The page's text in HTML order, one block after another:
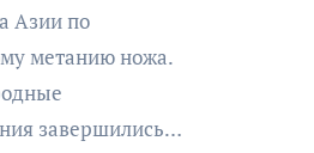
Азии по
метанию ножа.
завершились…